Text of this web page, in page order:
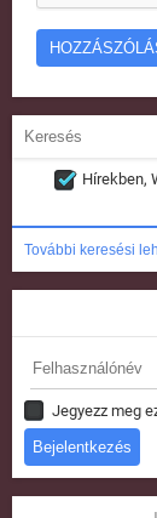
Hírekben,
További keresési
Jegyezz meg